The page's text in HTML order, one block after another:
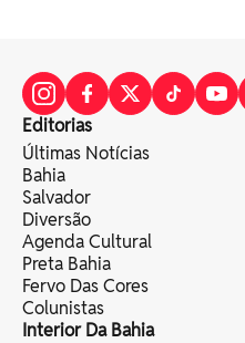
Editorias
Últimas Notícias
Bahia
Salvador
Diversão
Agenda Cultural
Preta Bahia
Fervo Das Cores
Colunistas
Interior Da Bahia